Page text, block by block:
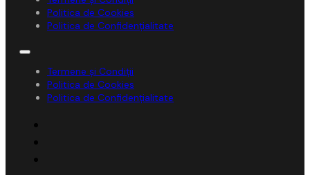
Politica de Cookies
Politica de Confidențialitate
Termene și Condiții
Politica de Cookies
Politica de Confidențialitate